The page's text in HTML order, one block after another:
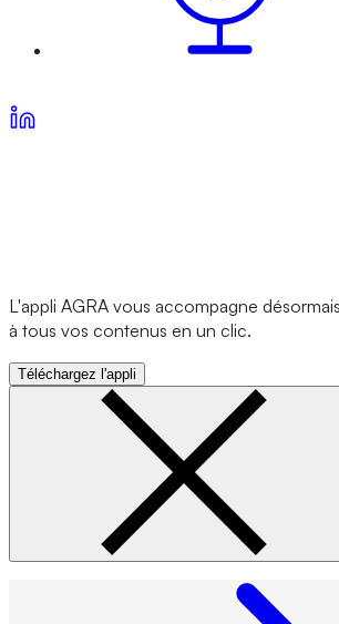
L'appli AGRA vous accompagne
à tous vos contenus en un clic.
Téléchargez l'appli